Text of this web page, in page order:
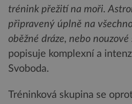
trénink přežití na moři.
připravený úplně na
oběžné dráze, nebo
popisuje komplexní a
Svoboda.
Tréninková skupina se